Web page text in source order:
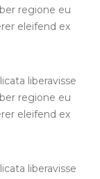
regione eu
eleifend ex
liberavisse
regione eu
eleifend ex
liberavisse